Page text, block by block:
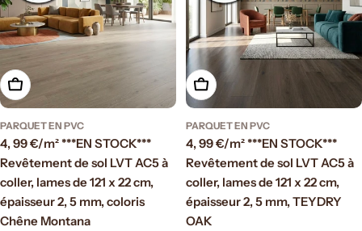
Ajouter au panier
PARQUET EN PVC
4, 99 €/m² ***EN STOCK***
Revêtement de sol LVT AC5 à
coller, lames de 121 x 22 cm,
épaisseur 2, 5 mm, coloris
Chêne Montana
Ajouter au panier
PARQUET EN PVC
4, 99 €/m² ***EN STOCK***
Revêtement de sol LVT AC5 à
coller, lames de 121 x 22 cm,
épaisseur 2, 5 mm, TEYDRY
OAK